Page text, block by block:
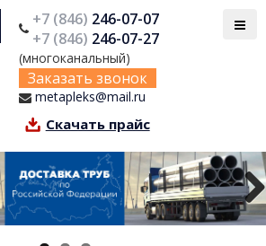
+7 (846) 246-07-07
+7 (846) 246-07-27
(многоканальный)
Заказать звонок
metapleks@mail.ru
Скачать прайс
Next